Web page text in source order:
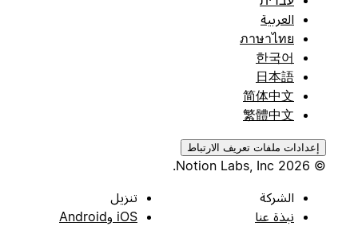
العربية
ภาษาไทย
한국어
日本語
简体中文
繁體中文
إعدادات ملفات تعريف الارتباط
الشركة
نبذة عنا
تنزيل
iOS وAndroid